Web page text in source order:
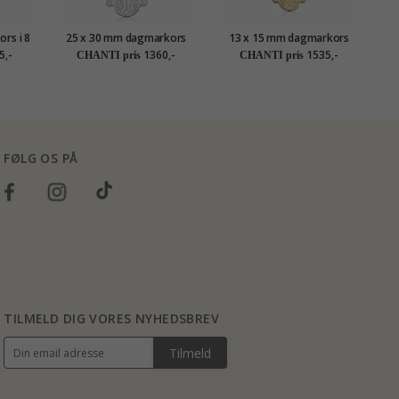
i 8
25 x 30 mm dagmarkors
med fadervor i sølv -
Amoré
CHANTI pris 1360,-
13 x 15 mm dagmarkors
med fadervor i 8 karat guld
- Amoré
CHANTI pris 1535,-
FØLG OS PÅ
TILMELD DIG VORES NYHEDSBREV
Tilmeld